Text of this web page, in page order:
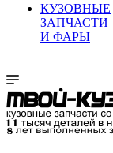
КУЗОВНЫЕ
ЗАПЧАСТИ
И ФАРЫ